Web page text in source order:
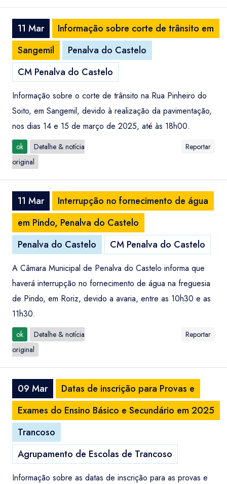
11 Mar
Informação sobre corte de trânsito em
Sangemil
Penalva do Castelo
CM Penalva do Castelo
Informação sobre o corte de trânsito na Rua Pinheiro do
Soito, em Sangemil, devido à realização da pavimentação,
nos dias 14 e 15 de março de 2025, até às 18h00.
ok
Detalhe & notícia
original
Reportar
11 Mar
Interrupção no fornecimento de água
em Pindo, Penalva do Castelo
Penalva do Castelo
CM Penalva do Castelo
A Câmara Municipal de Penalva do Castelo informa que
haverá interrupção no fornecimento de água na freguesia
de Pindo, em Roriz, devido a avaria, entre as 10h30 e as
11h30.
ok
Detalhe & notícia
original
Reportar
09 Mar
Datas de inscrição para Provas e
Exames do Ensino Básico e Secundário em 2025
Trancoso
Agrupamento de Escolas de Trancoso
Informação sobre as datas de inscrição para as provas e